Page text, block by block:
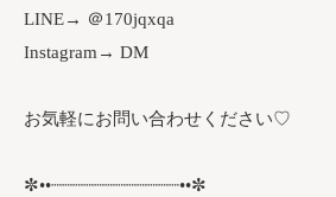
LINE→ ＠170jqxqa
Instagram→ DM
お気軽にお問い合わせください♡
✼••┈┈┈┈┈┈┈┈┈┈┈┈••✼